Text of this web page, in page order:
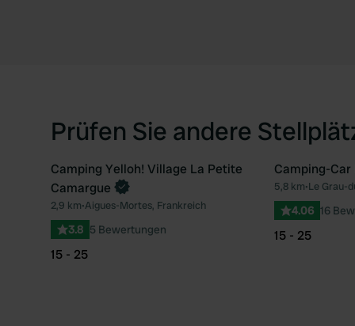
Prüfen Sie andere
Favorit
Camping Yelloh! Village La Petite
Camargue
2,9 km•Aigues-Mortes, Frankreich
3.8 5 Bewertungen
15 - 25
Camping-Car
5,8 km•Le Grau-
4.06 16
15 - 25